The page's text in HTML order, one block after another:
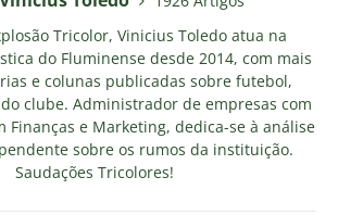
Tricolor, Vinicius Toledo atua na
do Fluminense desde 2014, com mais
e colunas publicadas sobre futebol,
clube. Administrador de empresas com
Finanças e Marketing, dedica-se à análise
sobre os rumos da instituição.
Saudações Tricolores!